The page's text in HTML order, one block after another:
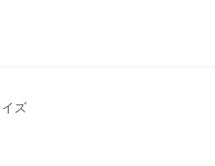
ズ